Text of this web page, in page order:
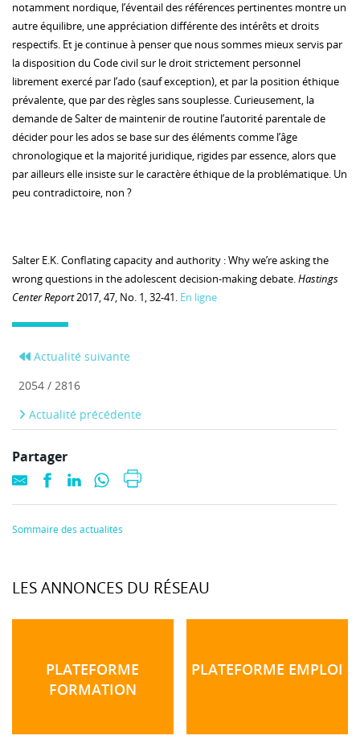
notamment nordique, l’éventail des références pertinentes montre un
autre équilibre, une appréciation différente des intérêts et droits
respectifs. Et je continue à penser que nous sommes mieux servis par
la disposition du Code civil sur le droit strictement personnel
librement exercé par l’ado (sauf exception), et par la position éthique
prévalente, que par des règles sans souplesse. Curieusement, la
demande de Salter de maintenir de routine l’autorité parentale de
décider pour les ados se base sur des éléments comme l’âge
chronologique et la majorité juridique, rigides par essence, alors que
par ailleurs elle insiste sur le caractère éthique de la problématique. Un
peu contradictoire, non ?
Salter E.K. Conflating capacity and authority : Why we’re asking the
wrong questions in the adolescent decision-making debate.Hastings
Center Report2017, 47, No. 1, 32-41. En ligne
Actualité suivante
2054 / 2816
Actualité précédente
Partager
Sommaire des actualités
LES ANNONCES DU RÉSEAU
PLATEFORME
FORMATION
PLATEFORME EMPLOI